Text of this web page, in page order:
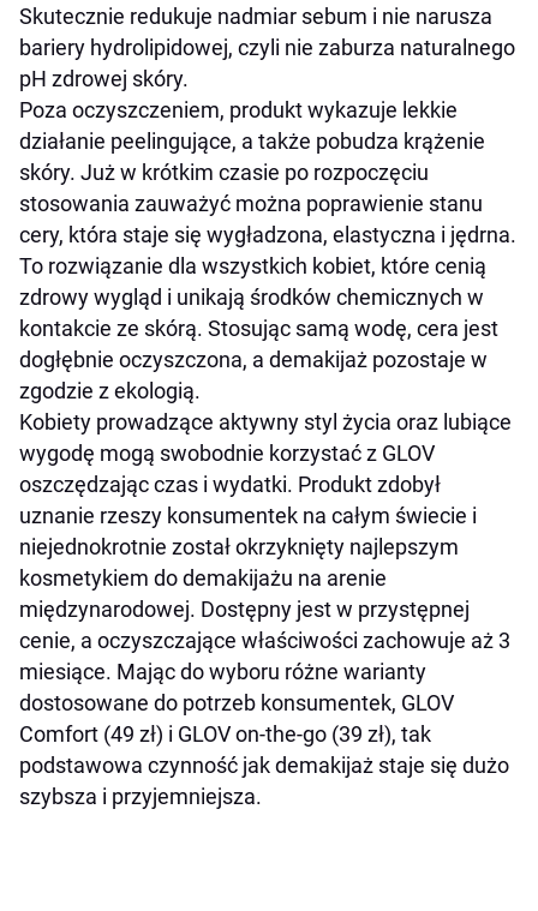
Skutecznie redukuje nadmiar sebum i nie narusza
bariery hydrolipidowej, czyli nie zaburza naturalnego
pH zdrowej skóry.
Poza oczyszczeniem, produkt wykazuje lekkie
działanie peelingujące, a także pobudza krążenie
skóry. Już w krótkim czasie po rozpoczęciu
stosowania zauważyć można poprawienie stanu
cery, która staje się wygładzona, elastyczna i jędrna.
To rozwiązanie dla wszystkich kobiet, które cenią
zdrowy wygląd i unikają środków chemicznych w
kontakcie ze skórą. Stosując samą wodę, cera jest
dogłębnie oczyszczona, a demakijaż pozostaje w
zgodzie z ekologią.
Kobiety prowadzące aktywny styl życia oraz lubiące
wygodę mogą swobodnie korzystać z GLOV
oszczędzając czas i wydatki. Produkt zdobył
uznanie rzeszy konsumentek na całym świecie i
niejednokrotnie został okrzyknięty najlepszym
kosmetykiem do demakijażu na arenie
międzynarodowej. Dostępny jest w przystępnej
cenie, a oczyszczające właściwości zachowuje aż 3
miesiące. Mając do wyboru różne warianty
dostosowane do potrzeb konsumentek, GLOV
Comfort (49 zł) i GLOV on-the-go (39 zł), tak
podstawowa czynność jak demakijaż staje się dużo
szybsza i przyjemniejsza.